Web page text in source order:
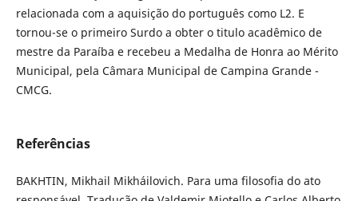
relacionada com a aquisição do português como L2. E
tornou-se o primeiro Surdo a obter o titulo acadêmico de
mestre da Paraíba e recebeu a Medalha de Honra ao Mérito
Municipal, pela Câmara Municipal de Campina Grande -
CMCG.
Referências
BAKHTIN, Mikhail Mikháilovich. Para uma filosofia do ato